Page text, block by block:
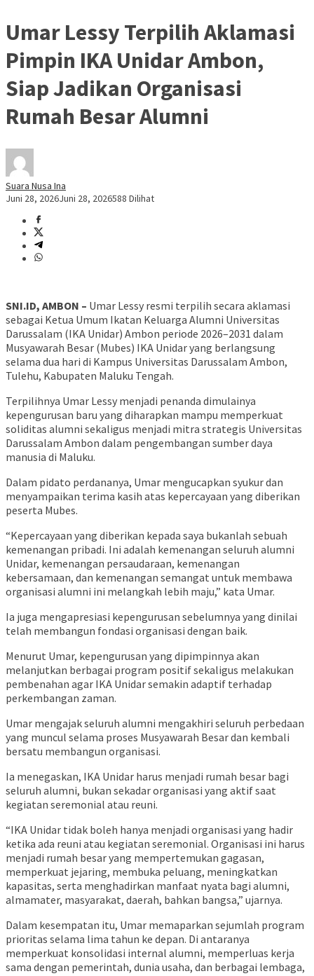
Umar Lessy Terpilih Aklamasi
Pimpin IKA Unidar Ambon,
Siap Jadikan Organisasi
Rumah Besar Alumni
Suara Nusa Ina
Juni 28, 2026Juni 28, 2026588 Dilihat
SNI.ID, AMBON – Umar Lessy resmi terpilih secara aklamasi
sebagai Ketua Umum Ikatan Keluarga Alumni Universitas
Darussalam (IKA Unidar) Ambon periode 2026–2031 dalam
Musyawarah Besar (Mubes) IKA Unidar yang berlangsung
selama dua hari di Kampus Universitas Darussalam Ambon,
Tulehu, Kabupaten Maluku Tengah.
Terpilihnya Umar Lessy menjadi penanda dimulainya
kepengurusan baru yang diharapkan mampu memperkuat
soliditas alumni sekaligus menjadi mitra strategis Universitas
Darussalam Ambon dalam pengembangan sumber daya
manusia di Maluku.
Dalam pidato perdananya, Umar mengucapkan syukur dan
menyampaikan terima kasih atas kepercayaan yang diberikan
peserta Mubes.
“Kepercayaan yang diberikan kepada saya bukanlah sebuah
kemenangan pribadi. Ini adalah kemenangan seluruh alumni
Unidar, kemenangan persaudaraan, kemenangan
kebersamaan, dan kemenangan semangat untuk membawa
organisasi alumni ini melangkah lebih maju,” kata Umar.
Ia juga mengapresiasi kepengurusan sebelumnya yang dinilai
telah membangun fondasi organisasi dengan baik.
Menurut Umar, kepengurusan yang dipimpinnya akan
melanjutkan berbagai program positif sekaligus melakukan
pembenahan agar IKA Unidar semakin adaptif terhadap
perkembangan zaman.
Umar mengajak seluruh alumni mengakhiri seluruh perbedaan
yang muncul selama proses Musyawarah Besar dan kembali
bersatu membangun organisasi.
Ia menegaskan, IKA Unidar harus menjadi rumah besar bagi
seluruh alumni, bukan sekadar organisasi yang aktif saat
kegiatan seremonial atau reuni.
“IKA Unidar tidak boleh hanya menjadi organisasi yang hadir
ketika ada reuni atau kegiatan seremonial. Organisasi ini harus
menjadi rumah besar yang mempertemukan gagasan,
memperkuat jejaring, membuka peluang, meningkatkan
kapasitas, serta menghadirkan manfaat nyata bagi alumni,
almamater, masyarakat, daerah, bahkan bangsa,” ujarnya.
Dalam kesempatan itu, Umar memaparkan sejumlah program
prioritas selama lima tahun ke depan. Di antaranya
memperkuat konsolidasi internal alumni, memperluas kerja
sama dengan pemerintah, dunia usaha, dan berbagai lembaga,